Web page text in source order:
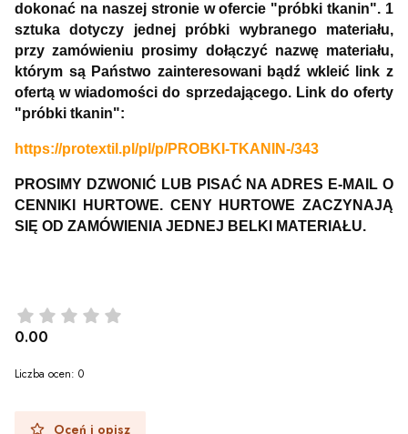
dokonać na naszej stronie w ofercie "próbki tkanin". 1
sztuka dotyczy jednej próbki wybranego materiału,
przy zamówieniu prosimy dołączyć nazwę materiału,
którym są Państwo zainteresowani bądź wkleić link z
ofertą w wiadomości do sprzedającego. Link do oferty
"próbki tkanin":
https://protextil.pl/pl/p/PROBKI-TKANIN-/343
PROSIMY DZWONIĆ LUB PISAĆ NA ADRES E-MAIL O
CENNIKI HURTOWE. CENY HURTOWE ZACZYNAJĄ
SIĘ OD ZAMÓWIENIA JEDNEJ BELKI MATERIAŁU.
0.00
Liczba ocen: 0
Oceń i opisz